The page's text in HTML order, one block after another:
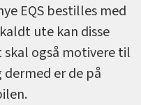
EQS bestilles med
ute kan disse
også motivere til
er de på